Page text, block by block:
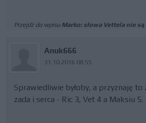
Przejdź do wpisu Marko: słowa Vettela nie
Anuk666
31.10.2016 08:55
Sprawiedliwie byłoby, a przyznaję to
zada i serca - Ric 3, Vet 4 a Maksiu 5.